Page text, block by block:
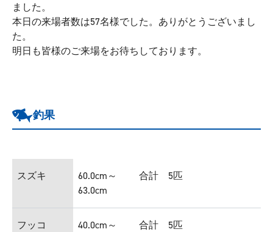
ました。
本日の来場者数は57名様でした。ありがとうございまし
た。
明日も皆様のご来場をお待ちしております。
釣果
スズキ
60.0cm～
63.0cm
合計 5匹
フッコ
40.0cm～
合計 5匹